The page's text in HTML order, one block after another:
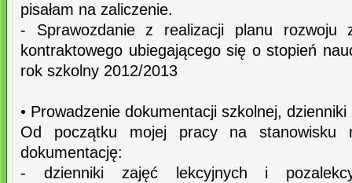
pisałam na zaliczenie.
- Sprawozdanie z realizacji planu rozwoju
kontraktowego ubiegającego się o stopień
rok szkolny 2012/2013
• Prowadzenie dokumentacji szkolnej, dzienniki
Od początku mojej pracy na stanowisku
dokumentację:
- dzienniki zajęć lekcyjnych i